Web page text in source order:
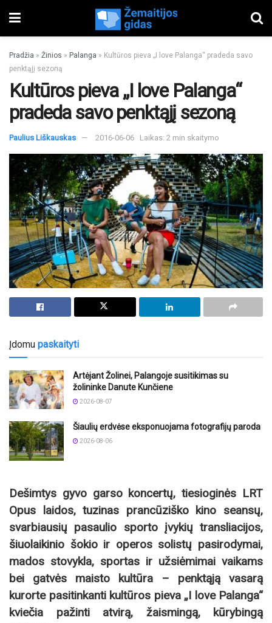
Pradžia » Žinios » Palanga » Kultūros pieva „I love Palanga“ pradeda savo
penktąjį sezoną
Kultūros pieva „I love Palanga“
pradeda savo penktąjį sezoną
Paulius Liškauskas 2016-06-06 Laikas: 2 min skaitymo
Įdomu paskaityti
Artėjant Žolinei, Palangoje susitikimas su
žolininke Danute Kunčiene
2026-08-07
Šiaulių erdvėse eksponuojama fotografijų paroda
2026-08-06
Dešimtys gyvo garso koncertų, tiesioginės LRT
Opus laidos, tuzinas prancūziško kino seansų,
svarbiausių pasaulio sporto įvykių transliacijos,
šiuolaikinio šokio ir operos solistų pasirodymai,
mados stovykla, sportas ir užsiėmimai vaikams
bei gatvės maisto kultūra – penktąją vasarą
kurorte pasitinkanti kultūros pieva „I love Palanga“
kviečia pažinti atvirą, žaismingą, kūrybingą